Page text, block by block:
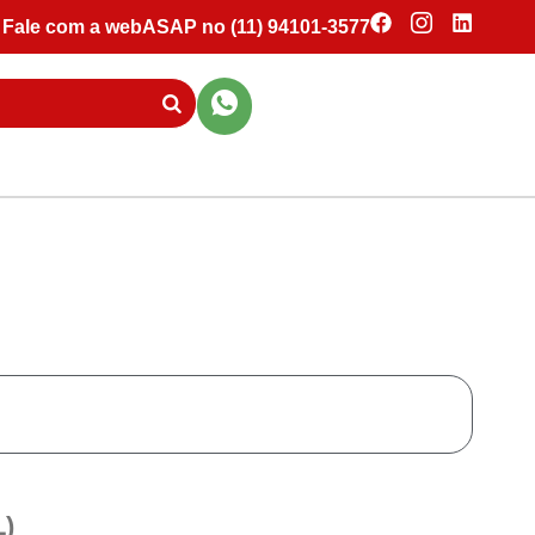
Fale com a webASAP no (11) 94101-3577